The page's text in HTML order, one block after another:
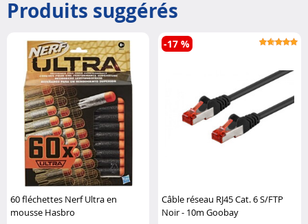
Produits suggérés
60 fléchettes Nerf Ultra en
mousse Hasbro
Câble réseau RJ45 Cat. 6 S/FTP
Noir - 10m Goobay
-17 %